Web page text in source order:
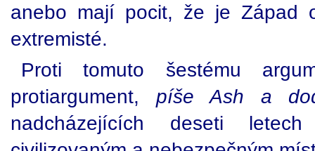
anebo mají pocit, že je Západ
extremisté.
Proti tomuto šestému
protiargument, píše Ash a
nadcházejících deseti